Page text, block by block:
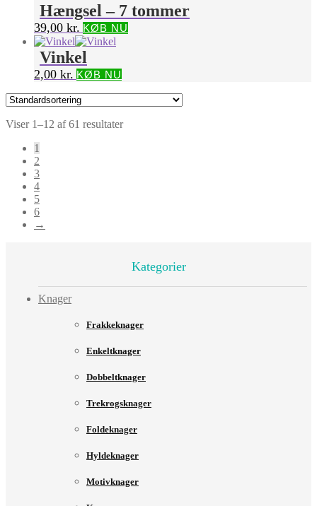
Hængsel – 7 tommer
39,00 kr. KØB NU
Vinkel
2,00 kr. KØB NU
Viser 1–12 af 61 resultater
1
2
3
4
5
6
→
Kategorier
Knager
Frakkeknager
Enkeltknager
Dobbeltknager
Trekrogsknager
Foldeknager
Hyldeknager
Motivknager